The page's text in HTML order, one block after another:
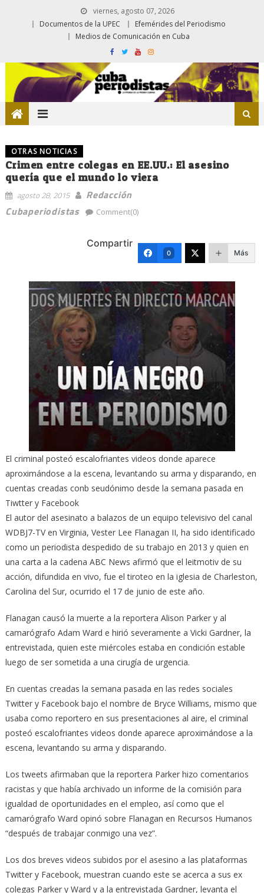
viernes, agosto 07, 2026
Documentos de la UPEC
Efemérides del Periodismo
Medios de Comunicación en Cuba
OTRAS NOTICIAS
Crimen entre colegas en EE.UU.: El asesino
quería que el mundo lo viera
agosto 28, 2015
Redacción
Cubaperiodistas
Comment(0)
Compartir
0 Más
El criminal posteó escalofriantes videos donde aparece
aproximándose a la escena, levantando su arma y disparando, en
cuentas creadas conb seudónimo desde la semana pasada en
Tiwtter y Facebook
El autor del asesinato a balazos de un equipo televisivo del canal
WDBJ7-TV en Virginia, Vester Lee Flanagan II, ha sido identificado
como un periodista despedido de su trabajo en 2013 y quien en
una carta a la cadena ABC News afirmó que el leitmotiv de su
acción, difundida en vivo, fue el tiroteo en la iglesia de Charleston,
Carolina del Sur, ocurrido el 17 de junio de este año.
Flanagan causó la muerte a la reportera Alison Parker y al
camarógrafo Adam Ward e hirió severamente a Vicki Gardner, la
entrevistada, quien este miércoles estaba en condición estable
luego de ser sometida a una cirugía de urgencia.
En cuentas creadas la semana pasada en las redes sociales
Twitter y Facebook bajo el nombre de Bryce Williams, mismo que
usaba como reportero en sus presentaciones al aire, el criminal
posteó escalofriantes videos donde aparece aproximándose a la
escena, levantando su arma y disparando.
Los tweets afirmaban que la reportera Parker hizo comentarios
racistas y que había archivado un informe de la comisión para
igualdad de oportunidades en el empleo, así como que el
camarógrafo Ward opinó sobre Flanagan en Recursos Humanos
“después de trabajar conmigo una vez”.
Los dos breves videos subidos por el asesino a las plataformas
Twitter y Facebook, muestran cuando este se acerca a sus ex
colegas Parker y Ward y a la entrevistada Gardner, levanta el